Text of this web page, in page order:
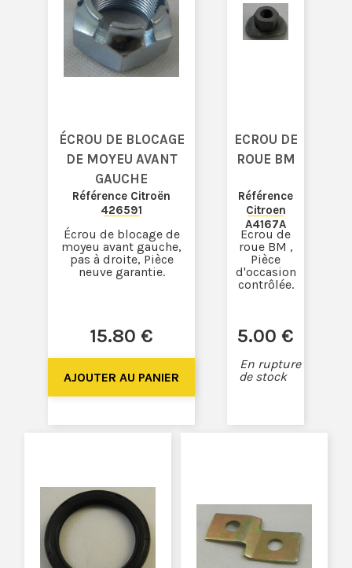
ÉCROU DE BLOCAGE
DE MOYEU AVANT
GAUCHE
Référence Citroën
426591
15.80 €
Écrou de blocage de
moyeu avant gauche,
pas à droite, Pièce
neuve garantie.
ECROU DE
ROUE BM
Référence
Citroen
A4167A
5.00 €
En rupture
de stock
Ecrou de
roue BM ,
Pièce
d'occasion
contrôlée.